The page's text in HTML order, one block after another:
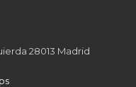
28013 Madrid